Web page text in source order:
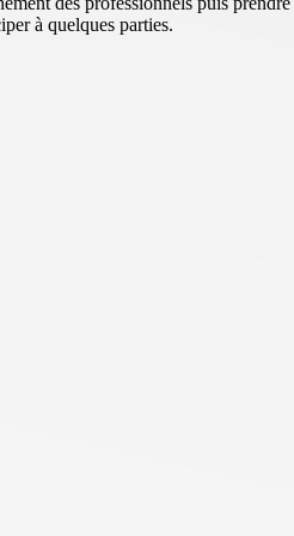
à quelques parties.